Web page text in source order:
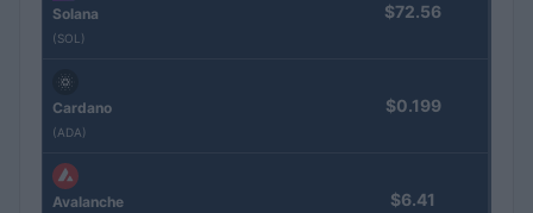
Solana
(SOL)
$72.56
Cardano
(ADA)
$0.199
Avalanche $6.41